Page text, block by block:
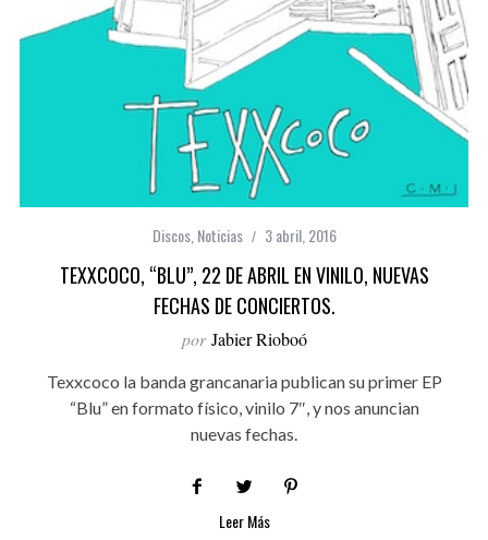
Discos, Noticias 3 abril, 2016
TEXXCOCO, “BLU”, 22 DE ABRIL EN VINILO, NUEVAS
FECHAS DE CONCIERTOS.
por Jabier Rioboó
Texxcoco la banda grancanaria publican su primer EP
“Blu” en formato físico, vinilo 7″, y nos anuncian
nuevas fechas.
Leer Más